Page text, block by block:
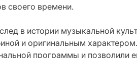
своего времени.
в истории музыкальной
и оригинальным
программы и позволили